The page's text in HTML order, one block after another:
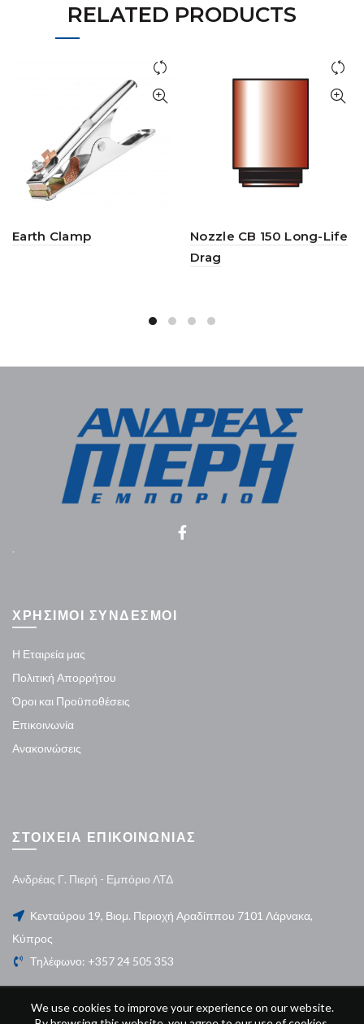
RELATED PRODUCTS
Earth Clamp
Nozzle CB 150 Long-Life
Drag
.
ΧΡΗΣΙΜΟΙ ΣΥΝΔΕΣΜΟΙ
Η Εταιρεία μας
Πολιτική Απορρήτου
Όροι και Προϋποθέσεις
Επικοινωνία
Ανακοινώσεις
ΣΤΟΙΧΕΙΑ ΕΠΙΚΟΙΝΩΝΙΑΣ
Ανδρέας Γ. Πιερή - Εμπόριο ΛΤΔ
Κενταύρου 19, Βιομ. Περιοχή Αραδίππου 7101 Λάρνακα,
Κύπρος
Τηλέφωνο: +357 24 505 353
We use cookies to improve your experience on our website.